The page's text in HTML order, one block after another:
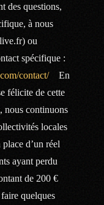
des questions,
à nous
ou
spécifique :
contact/
En
félicite de cette
nous continuons
locales
d’un réel
ayant perdu
de 200 €
quelques